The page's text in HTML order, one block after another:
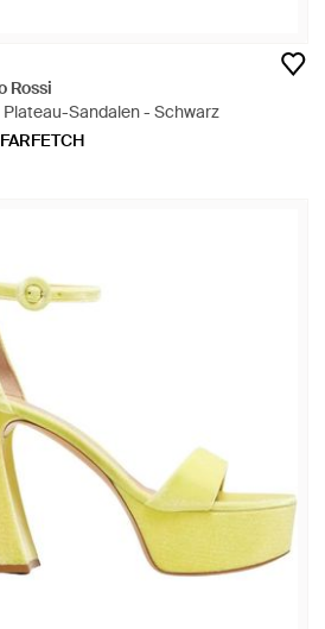
Rossi
Plateau-Sandalen - Schwarz
FARFETCH